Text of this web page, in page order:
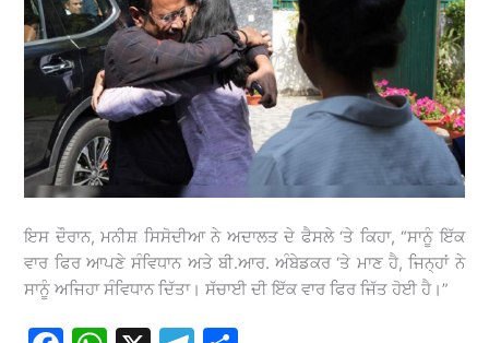
ਇਸ ਦੌਰਾਨ, ਮਨੀਸ਼ ਸਿਸੋਦੀਆ ਨੇ ਅਦਾਲਤ ਦੇ ਫੈਸਲੇ ‘ਤੇ ਕਿਹਾ, “ਸਾਨੂੰ ਇੱਕ
ਵਾਰ ਫਿਰ ਆਪਣੇ ਸੰਵਿਧਾਨ ਅਤੇ ਬੀ.ਆਰ. ਅੰਬੇਡਕਰ ‘ਤੇ ਮਾਣ ਹੈ, ਜਿਨ੍ਹਾਂ ਨੇ
ਸਾਨੂੰ ਅਜਿਹਾ ਸੰਵਿਧਾਨ ਦਿੱਤਾ। ਸੱਚਾਈ ਦੀ ਇੱਕ ਵਾਰ ਫਿਰ ਜਿੱਤ ਹੋਈ ਹੈ।”